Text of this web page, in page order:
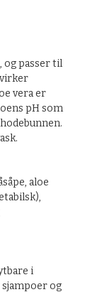
og passer til
vera er
pH som
aloe
i
og